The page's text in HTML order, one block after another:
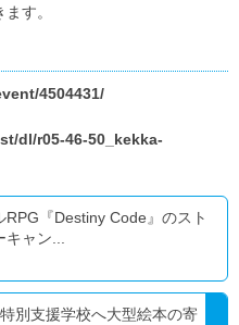
す。
4504431/
dl/r05-46-50_kekka-
RPG『Destiny Code』のスト
キャン...
別支援学校へ大型絵本の寄